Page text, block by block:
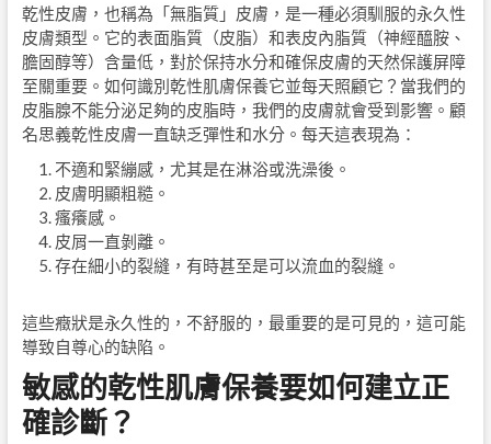
乾性皮膚，也稱為「無脂質」皮膚，是一種必須馴服的永久性
皮膚類型。它的表面脂質（皮脂）和表皮內脂質（神經醯胺、
膽固醇等）含量低，對於保持水分和確保皮膚的天然保護屏障
至關重要。如何識別乾性肌膚保養它並每天照顧它？當我們的
皮脂腺不能分泌足夠的皮脂時，我們的皮膚就會受到影響。顧
名思義乾性皮膚一直缺乏彈性和水分。每天這表現為：
不適和緊繃感，尤其是在淋浴或洗澡後。
皮膚明顯粗糙。
瘙癢感。
皮屑一直剝離。
存在細小的裂縫，有時甚至是可以流血的裂縫。
這些癥狀是永久性的，不舒服的，最重要的是可見的，這可能
導致自尊心的缺陷。
敏感的乾性肌膚保養要如何建立正
確診斷？